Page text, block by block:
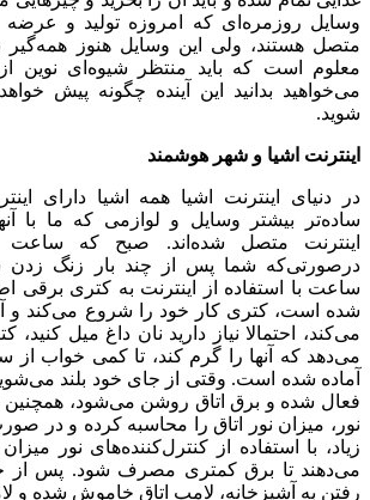
وسایل روزمره‌ای که امروزه تولید و عرضه
متصل هستند، ولی این وسایل هنوز همه‌گیر
معلوم است که باید منتظر شیوه‌ای نوین از
می‌خواهید بدانید این آینده چگونه پیش
شوید.
اینترنت اشیا و شهر هوشمند
در دنیای اینترنت اشیا همه اشیا دارای
ساده‌تر بیشتر وسایل و لوازمی که ما با
اینترنت متصل شده‌اند. صبح که
درصورتی‌که شما پس از چند بار زنگ زدن
ساعت با استفاده از اینترنت به کتری برقی
شده است، کتری کار خود را شروع می‌کند و
می‌کند، احتمالا نیاز دارید نان داغ میل کنید،
می‌دهد که آنها را گرم کند، تا کمی خواب از
آماده‌ شده است. وقتی از جای خود بلند
فعال‌ شده و برق اتاق روشن می‌شود،
نور، میزان نور اتاق را محاسبه کرده و در
زیاد، با استفاده از کنترل‌کننده‌های نور
می‌دهند تا برق کمتری مصرف شود. پس از
رفتن به آشپزخانه، لامپ اتاق خاموش شده و